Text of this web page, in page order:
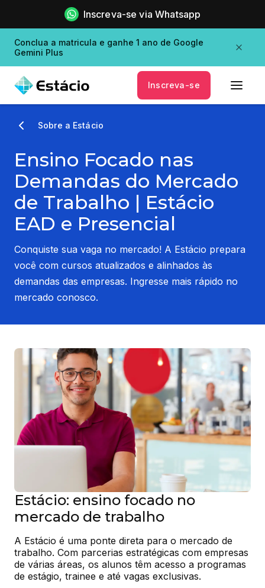
Inscreva-se via Whatsapp
Conclua a matricula e ganhe 1 ano de Google
Gemini Plus
Inscreva-se
Sobre a Estácio
Ensino Focado nas
Demandas do Mercado
de Trabalho | Estácio
EAD e Presencial
Conquiste sua vaga no mercado! A Estácio prepara
você com cursos atualizados e alinhados às
demandas das empresas. Ingresse mais rápido no
mercado conosco.
Estácio: ensino focado no
mercado de trabalho
A Estácio é uma ponte direta para o mercado de
trabalho. Com parcerias estratégicas com empresas
de várias áreas, os alunos têm acesso a programas
de estágio, trainee e até vagas exclusivas.